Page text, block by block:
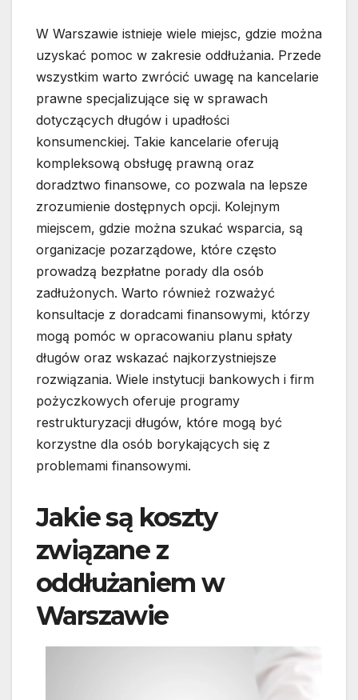
W Warszawie istnieje wiele miejsc, gdzie można
uzyskać pomoc w zakresie oddłużania. Przede
wszystkim warto zwrócić uwagę na kancelarie
prawne specjalizujące się w sprawach
dotyczących długów i upadłości
konsumenckiej. Takie kancelarie oferują
kompleksową obsługę prawną oraz
doradztwo finansowe, co pozwala na lepsze
zrozumienie dostępnych opcji. Kolejnym
miejscem, gdzie można szukać wsparcia, są
organizacje pozarządowe, które często
prowadzą bezpłatne porady dla osób
zadłużonych. Warto również rozważyć
konsultacje z doradcami finansowymi, którzy
mogą pomóc w opracowaniu planu spłaty
długów oraz wskazać najkorzystniejsze
rozwiązania. Wiele instytucji bankowych i firm
pożyczkowych oferuje programy
restrukturyzacji długów, które mogą być
korzystne dla osób borykających się z
problemami finansowymi.
Jakie są koszty
związane z
oddłużaniem w
Warszawie